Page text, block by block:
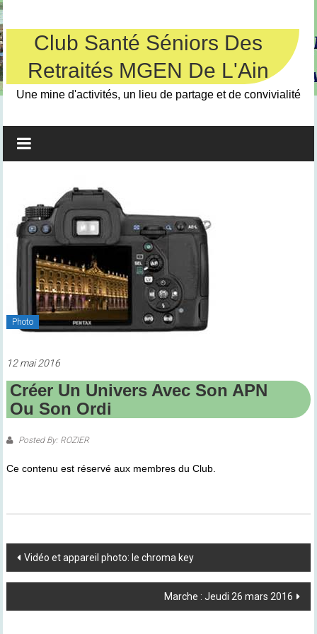
Skip
to
contentClub Santé Séniors Des
Retraités MGEN De L'Ain
Une mine d'activités, un lieu de partage et de convivialité
Photo
12 mai 2016
Créer Un Univers Avec Son APN
Ou Son Ordi
Posted By: ROZIER
Ce contenu est réservé aux membres du Club.
Post
Navigation
Vidéo et appareil photo: le chroma key
Marche : Jeudi 26 mars 2016